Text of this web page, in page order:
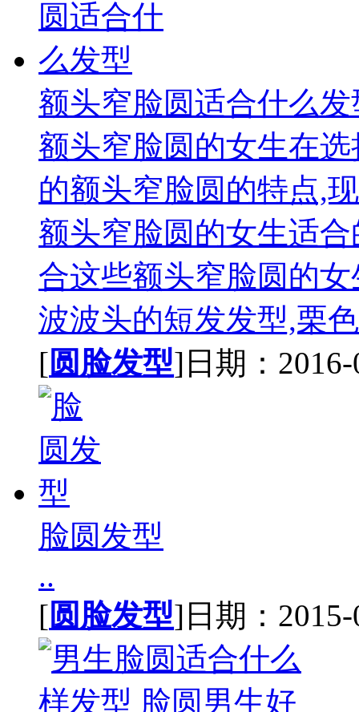
额头窄脸圆适合什么发
额头窄脸圆的女生在
的额头窄脸圆的特点,
额头窄脸圆的女生适
合这些额头窄脸圆的
波波头的短发发型,栗
[圆脸发型]日期：2016-
脸圆发型
..
[圆脸发型]日期：2015-